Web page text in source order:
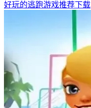
好玩的逃跑游戏推荐下载